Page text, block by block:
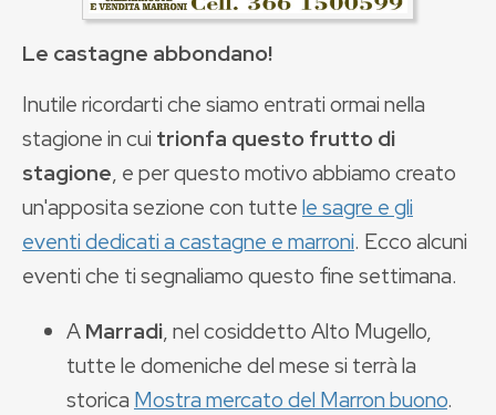
Le castagne abbondano!
Inutile ricordarti che siamo entrati ormai nella
stagione in cui trionfa questo frutto di
stagione, e per questo motivo abbiamo creato
un'apposita sezione con tuttele sagre e gli
eventi dedicati a castagne e marroni. Ecco alcuni
eventi che ti segnaliamo questo fine settimana.
AMarradi, nel cosiddetto Alto Mugello,
tutte le domeniche del mese si terrà la
storica Mostra mercato del Marron buono.